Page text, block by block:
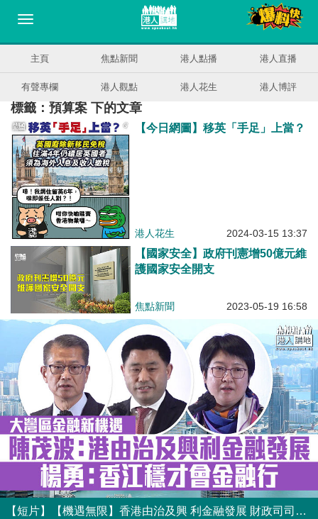
主頁 焦點新聞 港人點播 港人直播
有聲專欄 港人觀點 港人花生 港人博評
標籤：預算案 下的文章
【今日網圖】移英「手足」上當？
港人花生 2024-03-15 13:37
【國家安全】政府刊憲增50億元維
護國家安全開支
焦點新聞 2023-05-19 16:58
【短片】【機遇無限】香港由治及興 利金融發展 財政司司長陳茂波出席紫荊雜誌社舉辦論壇，細數未來發展大計、楊勇:香江穩才會金融行、丁晨：大展鴻圖好時機